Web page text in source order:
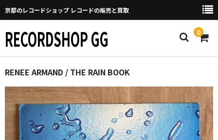
京都のレコードショップ レコードの販売と買取
RECORDSHOP GG 0
Home
マイページ
GGについて
買取について
RENEE ARMAND / THE RAIN BOOK